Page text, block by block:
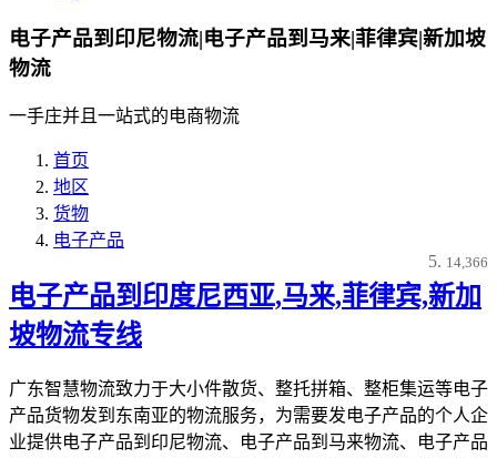
电子产品到印尼物流|电子产品到马来|菲律宾|新加坡
物流
一手庄并且一站式的电商物流
首页
地区
货物
电子产品
14,366
电子产品到印度尼西亚,马来,菲律宾,新加
坡物流专线
广东智慧物流致力于大小件散货、整托拼箱、整柜集运等电子
产品货物发到东南亚的物流服务，为需要发电子产品的个人企
业提供电子产品到印尼物流、电子产品到马来物流、电子产品